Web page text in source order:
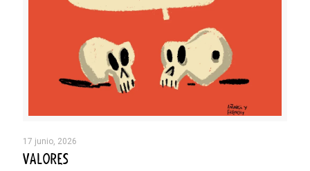
17 junio, 2026
VALORES